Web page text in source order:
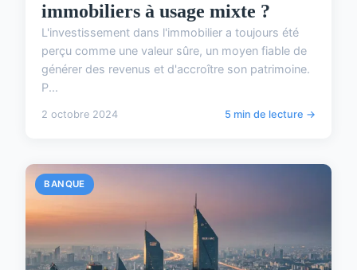
immobiliers à usage mixte ?
L'investissement dans l'immobilier a toujours été
perçu comme une valeur sûre, un moyen fiable de
générer des revenus et d'accroître son patrimoine.
P...
2 octobre 2024 5 min de lecture →
BANQUE